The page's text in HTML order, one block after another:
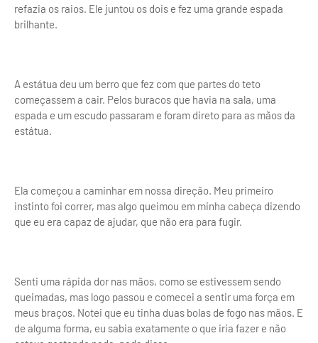
refazia os raios. Ele juntou os dois e fez uma grande espada
brilhante.
A estátua deu um berro que fez com que partes do teto
começassem a cair. Pelos buracos que havia na sala, uma
espada e um escudo passaram e foram direto para as mãos da
estátua.
Ela começou a caminhar em nossa direção. Meu primeiro
instinto foi correr, mas algo queimou em minha cabeça dizendo
que eu era capaz de ajudar, que não era para fugir.
Senti uma rápida dor nas mãos, como se estivessem sendo
queimadas, mas logo passou e comecei a sentir uma força em
meus braços. Notei que eu tinha duas bolas de fogo nas mãos. E
de alguma forma, eu sabia exatamente o que iria fazer e não